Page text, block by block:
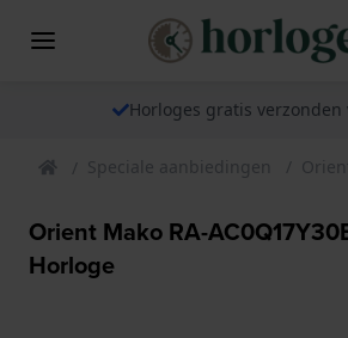
Horloges gratis verzonden
Speciale aanbiedingen
Orient Mako RA-
Horloge